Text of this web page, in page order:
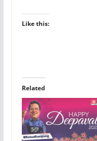
Like this:
Related